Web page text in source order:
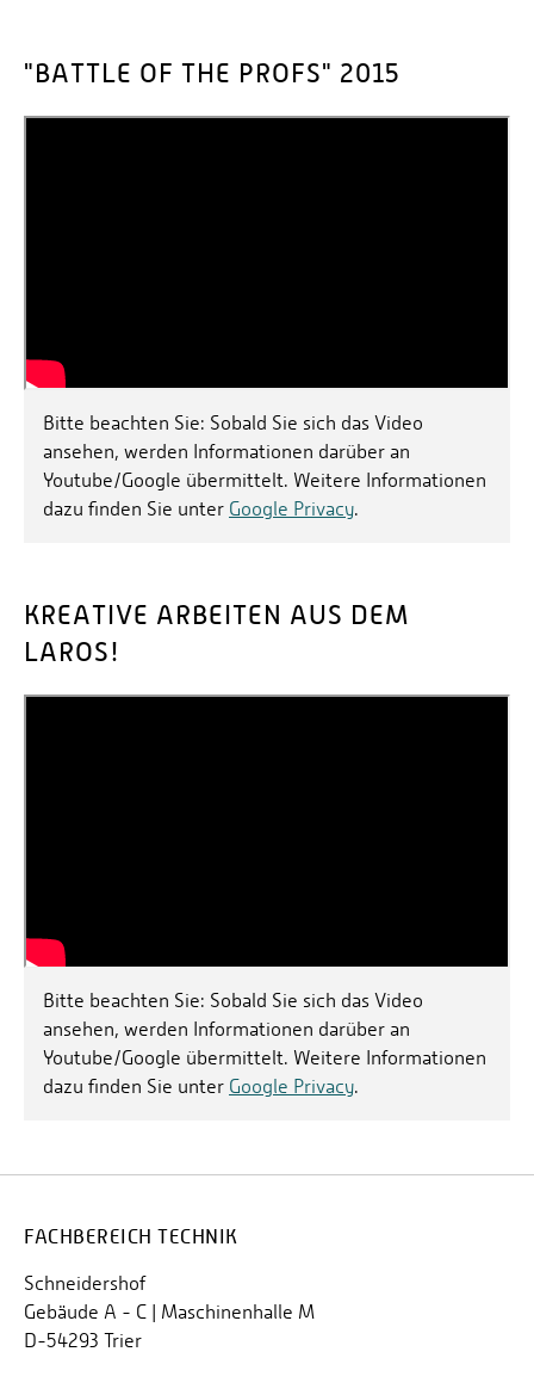
"BATTLE OF THE PROFS" 2015
Bitte beachten Sie: Sobald Sie sich das Video
ansehen, werden Informationen darüber an
Youtube/Google übermittelt. Weitere Informationen
dazu finden Sie unter Google Privacy.
KREATIVE ARBEITEN AUS DEM
LAROS!
Bitte beachten Sie: Sobald Sie sich das Video
ansehen, werden Informationen darüber an
Youtube/Google übermittelt. Weitere Informationen
dazu finden Sie unter Google Privacy.
FACHBEREICH TECHNIK
Schneidershof
Gebäude A - C | Maschinenhalle M
D-54293 Trier